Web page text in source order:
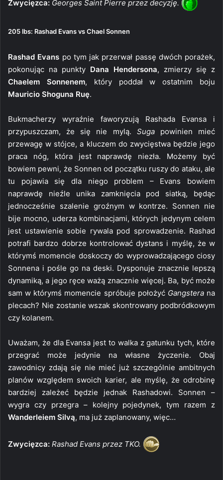
Zwycięzca: Georges Saint Pierre przez decyzję.
205 lbs: Rashad Evans vs Chael Sonnen
Rashad Evans po tym jak przerwał passę dwóch porażek,
pokonując na punkty Dana Hendersona, zmierzy się z
Chaelem Sonnenem, który poddał w ostatnim boju
Mauricio Shoguna Ruę.
Bukmacherzy wyraźnie faworyzują Rashada Evansa i
przypuszczam, że się nie mylą. Sugapowinien mieć
przewagę w stójce, a kluczem do zwycięstwa będzie jego
praca nóg, która jest naprawdę niezła. Możemy być
bowiem pewni, że Sonnen od początku ruszy do ataku, ale
tu pojawia się dla niego problem – Evans bowiem
naprawdę nieźle unika zamknięcia pod siatką, będąc
jednocześnie szalenie groźnym w kontrze. Sonnen nie
bije mocno, uderza kombinacjami, których jedynym celem
jest ustawienie sobie rywala pod sprowadzenie. Rashad
potrafi bardzo dobrze kontrolować dystans i myślę, że w
którymś momencie doskoczy do wyprowadzającego ciosy
Sonnena i pośle go na deski. Dysponuje znacznie lepszą
dynamiką, a jego ręce ważą znacznie więcej. Ba, być może
sam w którymś momencie spróbuje położyć Gangsterana
plecach? Nie zostanie wszak skontrowany podbródkowym
czy kolanem.
Uważam, że dla Evansa jest to walka z gatunku tych, które
przegrać może jedynie na własne życzenie. Obaj
zawodnicy zdają się nie mieć już szczególnie ambitnych
planów względem swoich karier, ale myślę, że odrobinę
bardziej zależeć będzie jednak Rashadowi. Sonnen –
wygra czy przegra – kolejny pojedynek, tym razem z
Wanderleiem Silvą, ma już zaplanowany, więc…
Zwycięzca: Rashad Evans przez TKO.